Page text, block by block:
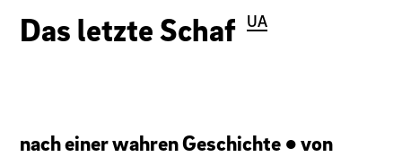
Das letzte Schaf UA
nach einer wahren Geschichte ● von